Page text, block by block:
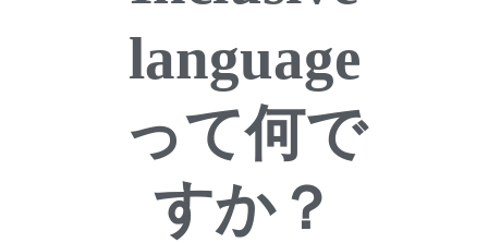
language
って何で
すか？